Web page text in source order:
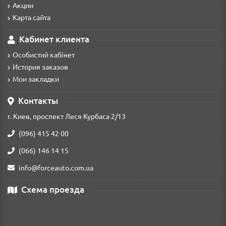
для СТО.
Наразі інструмент Alloid активно використовується майстрами
на професійних СТО, у промисловості та виробництві, у
будівництві та ремонті, а асортимент бренду налічує більш ніж
5000 найменувань універсального, автомобільного та
будівельного інструменту.
Ми гарантуємо якість інструменту Alloid, адже несемо повну
Акции
Карта сайта
Кабинет клиента
Особистий кабінет
История заказов
Мои закладки
Контакты
г. Киев, проспект Леся Курбаса 2/13
(096) 415 42 00
(066) 146 14 15
info@forceauto.com.ua
Схема проезда